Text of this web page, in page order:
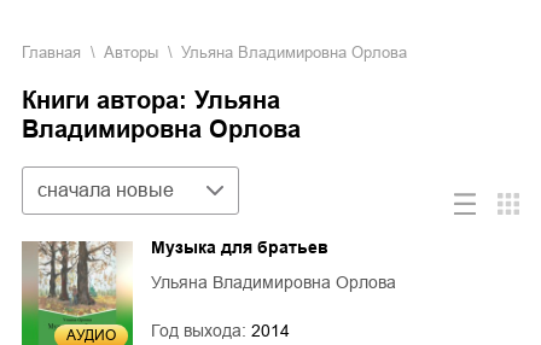
Главная Aвторы Ульяна Владимировна Орлова
Книги автора: Ульяна
Владимировна Орлова
Сортировка
сначала новые
AУДИО
Музыка для братьев
Ульяна Владимировна Орлова
Год выхода: 2014